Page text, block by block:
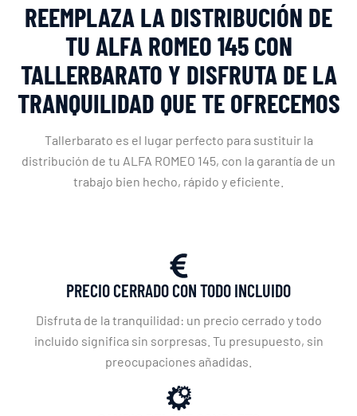
REEMPLAZA LA DISTRIBUCIÓN DE
TU ALFA ROMEO 145 CON
TALLERBARATO Y DISFRUTA DE LA
TRANQUILIDAD QUE TE OFRECEMOS
Tallerbarato es el lugar perfecto para sustituir la
distribución de tu ALFA ROMEO 145, con la garantía de un
trabajo bien hecho, rápido y eficiente.
PRECIO CERRADO CON TODO INCLUIDO
Disfruta de la tranquilidad: un precio cerrado y todo
incluido significa sin sorpresas. Tu presupuesto, sin
preocupaciones añadidas.